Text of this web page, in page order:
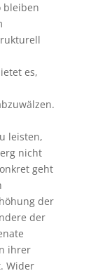
bleiben
es,
leisten,
nicht
geht
der
der
ihrer
Wider